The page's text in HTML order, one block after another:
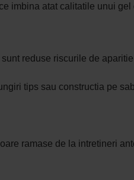
imbina atat calitatile unui
sunt reduse riscurile de
tips sau constructia pe
ramase de la intretineri